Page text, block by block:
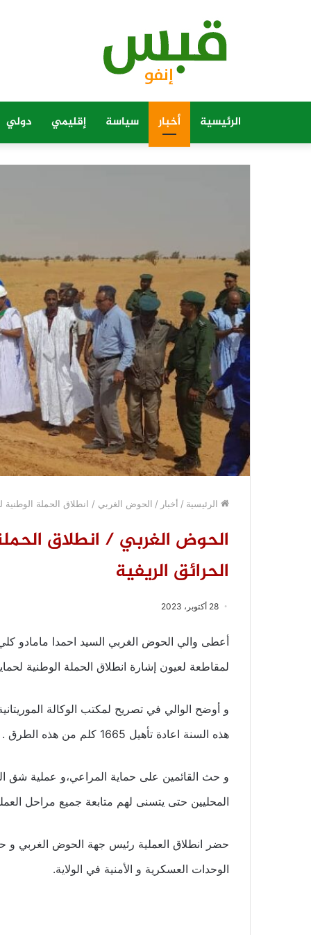
الرئيسية أخبار سياسة إقليمي دولي
الرئيسية / أخبار / الحوض الغربي / انطلاق الحملة الوطنية
الحوض الغربي / انطلاق
الحرائق الريفية
28 أكتوبر، 2023
أعطى والي الحوض الغربي السيد احمدا مامادو
لمقاطعة لعيون إشارة انطلاق الحملة الوطنية لحماية
و أوضح الوالي في تصريح لمكتب الوكالة
هذه السنة اعادة تأهيل 1665 كلم من هذه الطرق .
و حث القائمين على حماية المراعي،و عملية شق
المحليين حتى يتسنى لهم متابعة جميع مراحل
حضر انطلاق العملية رئيس جهة الحوض الغربي و
الوحدات العسكرية و الأمنية في الولاية.